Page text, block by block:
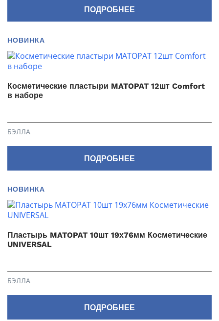
ПОДРОБНЕЕ
НОВИНКА
Косметические пластыри MATOPAT 12шт Comfort
в наборе
БЭЛЛА
ПОДРОБНЕЕ
НОВИНКА
Пластырь MATOPAT 10шт 19х76мм Косметические
UNIVERSAL
БЭЛЛА
ПОДРОБНЕЕ